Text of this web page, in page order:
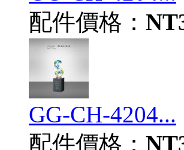
配件價格：
GG-CH-4204...
配件價格：